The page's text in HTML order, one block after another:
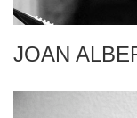
JOAN